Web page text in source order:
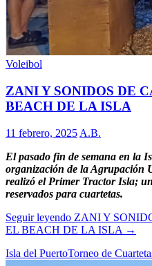
Voleibol
ZANI Y SONIDOS DE
BEACH DE LA ISLA
11 febrero, 2025 A.B.
El pasado fin de semana en la
organización de la Agrupación
realizó el Primer Tractor Isla;
reservados para cuartetas.
Seguir leyendo ZANI Y
EL BEACH DE LA ISLA →
Isla del PuertoTorneo de